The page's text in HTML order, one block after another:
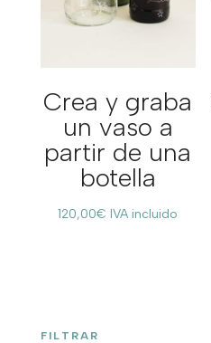
Crea y graba
un vaso a
partir de una
botella
120,00€ IVA incluido
FILTRAR